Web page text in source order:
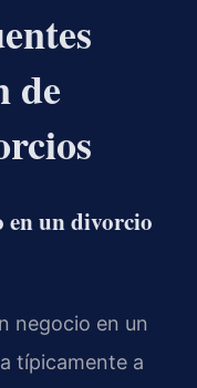
de
en un divorcio
negocio en un
típicamente a